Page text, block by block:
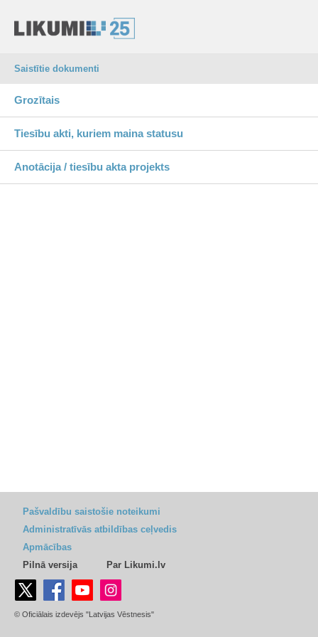
Saistītie dokumenti
Grozītais
Tiesību akti, kuriem maina statusu
Anotācija / tiesību akta projekts
Pašvaldību saistošie noteikumi
Administratīvās atbildības ceļvedis
Apmācības
Pilnā versija
Par Likumi.lv
© Oficiālais izdevējs "Latvijas Vēstnesis"